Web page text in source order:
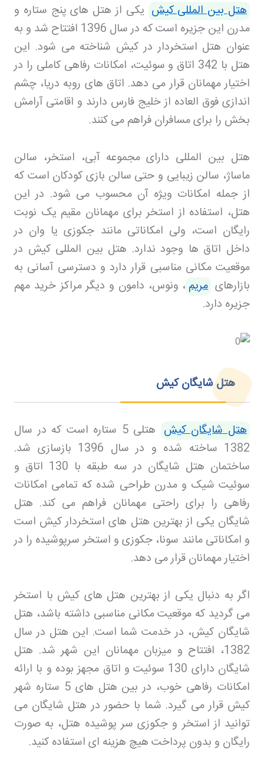
هتل بین المللی کیش یکی از هتل های پنج ستاره و
مدرن این جزیره است که در سال 1396 افتتاح شد و به
عنوان هتل استخردار در کیش شناخته می شود. این
هتل با 342 اتاق و سوئیت، امکانات رفاهی کاملی را در
اختیار مهمانان قرار می دهد. اتاق های روبه دریا، چشم
اندازی فوق العاده از خلیج فارس دارند و اقامتی آرامش
بخش را برای مسافران فراهم می کنند.
هتل بین المللی دارای مجموعه آبی، استخر، سالن
ماساژ، سالن زیبایی و حتی سالن بازی کودکان است که
از جمله امکانات ویژه آن محسوب می شود. در این
هتل، استفاده از استخر برای مهمانان مقیم یک نوبت
رایگان است، ولی امکاناتی مانند جکوزی یا وان در
داخل اتاق ها وجود ندارد. هتل بین المللی کیش در
موقعیت مکانی مناسبی قرار دارد و دسترسی آسانی به
بازارهای مریم، ونوس، دامون و دیگر مراکز خرید مهم
جزیره دارد.
هتل شایگان کیش
هتل شایگان کیش
هتلی 5 ستاره است که در سال
1382 ساخته شده و در سال 1396 بازسازی شد.
ساختمان هتل شایگان در سه طبقه با 130 اتاق و
سوئیت شیک و مدرن طراحی شده که تمامی امکانات
رفاهی را برای راحتی مهمانان فراهم می کند. هتل
شایگان یکی از بهترین هتل های استخردار کیش است
و امکاناتی مانند سونا، جکوزی و استخر سرپوشیده را در
اختیار مهمانان قرار می دهد.
اگر به دنبال یکی از بهترین هتل های کیش با استخر
می گردید که موقعیت مکانی مناسبی داشته باشد، هتل
شایگان کیش، در خدمت شما است. این هتل در سال
1382، افتتاح و میزبان مهمانان این شهر شد. هتل
شایگان دارای 130 سوئیت و اتاق مجهز بوده و با ارائه
امکانات رفاهی خوب، در بین هتل های 5 ستاره شهر
کیش قرار می گیرد. شما با حضور در هتل شایگان می
توانید از استخر و جکوزی سر پوشیده هتل، به صورت
رایگان و بدون پرداخت هیچ هزینه ای استفاده کنید.